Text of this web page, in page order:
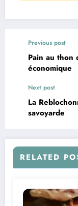
Previous post
Pain au thon
économique
Next post
La
savoyarde
RELATED